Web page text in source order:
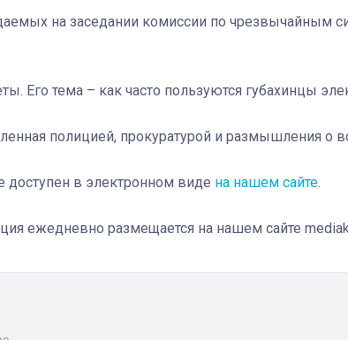
на заседании комиссии по чрезвычайным
Его тема – как часто пользуются губахинцы
полицией, прокуратурой и размышления о
в электронном виде на нашем сайте.
ежедневно размещается на нашем сайте
Коробов